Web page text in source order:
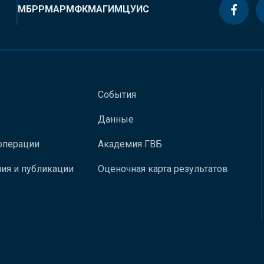
МБРРМАРМФКМАГИМЦУИС
и публикации
События
Данные
Академия ГВБ
Оценочная карта результатов